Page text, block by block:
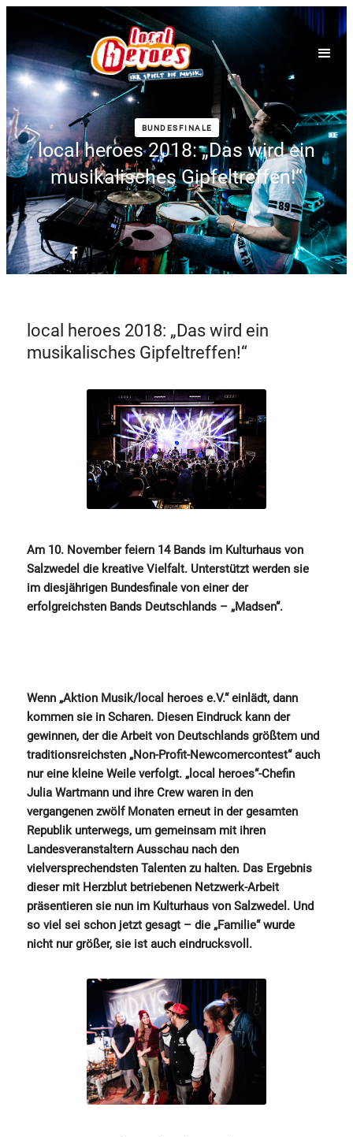
BUNDESFINALE
local heroes 2018: „Das wird ein
musikalisches Gipfeltreffen!“
local heroes 2018: „Das wird ein
musikalisches Gipfeltreffen!“
Am 10. November feiern 14 Bands im Kulturhaus von
Salzwedel die kreative Vielfalt. Unterstützt werden sie
im diesjährigen Bundesfinale von einer der
erfolgreichsten Bands Deutschlands – „Madsen“.
Wenn „Aktion Musik/local heroes e.V.“ einlädt, dann
kommen sie in Scharen. Diesen Eindruck kann der
gewinnen, der die Arbeit von Deutschlands größtem und
traditionsreichsten „Non-Profit-Newcomercontest“ auch
nur eine kleine Weile verfolgt. „local heroes“-Chefin
Julia Wartmann und ihre Crew waren in den
vergangenen zwölf Monaten erneut in der gesamten
Republik unterwegs, um gemeinsam mit ihren
Landesveranstaltern Ausschau nach den
vielversprechendsten Talenten zu halten. Das Ergebnis
dieser mit Herzblut betriebenen Netzwerk-Arbeit
präsentieren sie nun im Kulturhaus von Salzwedel. Und
so viel sei schon jetzt gesagt – die „Familie“ wurde
nicht nur größer, sie ist auch eindrucksvoll.